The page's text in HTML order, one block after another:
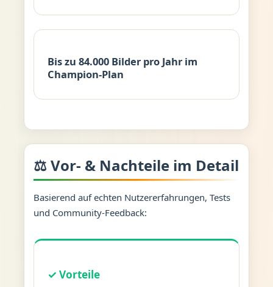
Bis zu 84.000 Bilder pro Jahr im
Champion-Plan
⚖️ Vor- & Nachteile im Detail
Basierend auf echten Nutzererfahrungen, Tests
und Community-Feedback:
✓ Vorteile